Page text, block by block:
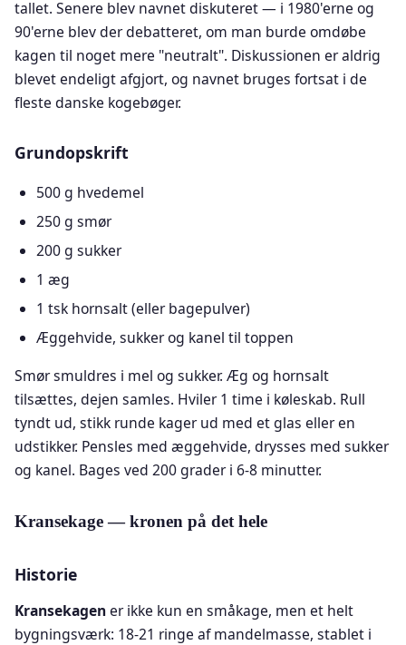
tallet. Senere blev navnet diskuteret — i 1980'erne og
90'erne blev der debatteret, om man burde omdøbe
kagen til noget mere "neutralt". Diskussionen er aldrig
blevet endeligt afgjort, og navnet bruges fortsat i de
fleste danske kogebøger.
Grundopskrift
500 g hvedemel
250 g smør
200 g sukker
1 æg
1 tsk hornsalt (eller bagepulver)
Æggehvide, sukker og kanel til toppen
Smør smuldres i mel og sukker. Æg og hornsalt
tilsættes, dejen samles. Hviler 1 time i køleskab. Rull
tyndt ud, stikk runde kager ud med et glas eller en
udstikker. Pensles med æggehvide, drysses med sukker
og kanel. Bages ved 200 grader i 6-8 minutter.
Kransekage — kronen på det hele
Historie
Kransekagener ikke kun en småkage, men et helt
bygningsværk: 18-21 ringe af mandelmasse, stablet i